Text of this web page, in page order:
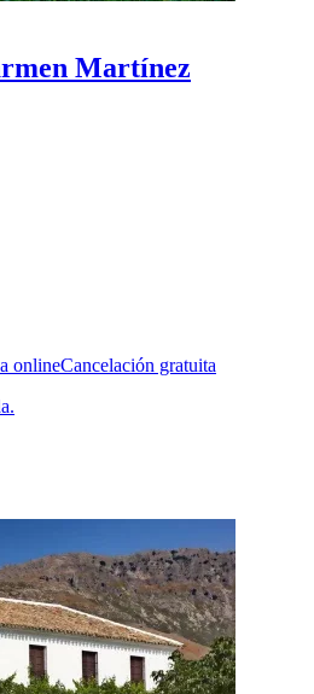
Martínez
onlineCancelación gratuita